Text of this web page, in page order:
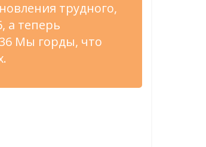
трудного,
а теперь
Мы горды, что